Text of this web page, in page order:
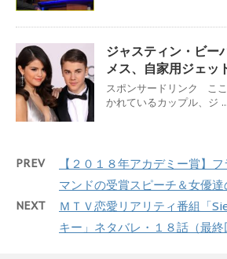
ジャスティン・ビー
メス、自家用ジェッ
スポンサードリンク こ
かれているカップル、ジ ...
PREV
【２０１８年アカデミー賞】
マンドの受賞スピーチ＆女優達
NEXT
ＭＴＶ恋愛リアリティ番組「
キー」ネタバレ・１８話（最終